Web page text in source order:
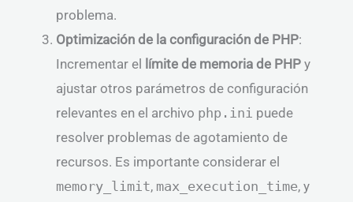
problema.
Optimización de la configuración de PHP:
Incrementar el
límite de memoria de PHP y
ajustar otros parámetros de configuración
relevantes en el archivo php.ini puede
resolver problemas de agotamiento de
recursos. Es importante considerar el
memory_limit, max_execution_time, y